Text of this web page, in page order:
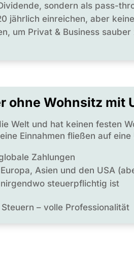
sondern als pass-
jährlich einreichen, aber
um Privat & Business sauber
ohne Wohnsitz mit
Welt und hat keinen festen
Einnahmen fließen auf
Zahlungen
Asien und den USA
steuerpflichtig ist
– volle Professionalität